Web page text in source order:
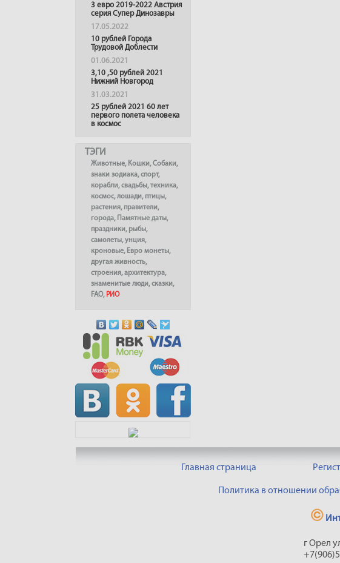
3 евро 2019-2022 Австрия
серия Супер Динозавры
17.05.2022
10 рублей Города
Трудовой Доблести
01.06.2021
3,10 ,50 рублей 2021
Нижний Новгород
31.03.2021
25 рублей 2021 60 лет
первого полета человека
в космос
ТЭГИ
Животные, Кошки,Собаки,
знаки зодиака,спорт,
корабли,свадьбы,техника,
космос,лошади, птицы,
растения, правители,
города, Памятные даты,
праздники, рыбы,
самолеты,унция,
кроновые, Евро монеты,
другая живность,
строения,архитектура,
знаменитые люди,сказки,
FAO, РИО
Главная страница
Политика в отношении
г Орел